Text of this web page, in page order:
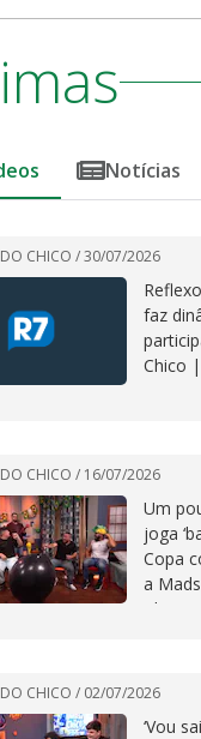
Notícias
CHICO /30/07/2026
faz
Chico
CHICO / 16/07/2026
Um
joga
Copa
a
Chico
CHICO / 02/07/2026
‘Vou